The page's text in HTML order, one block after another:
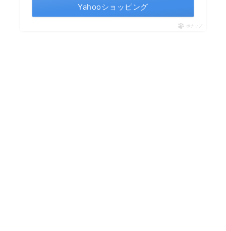
Yahooショッピング
ポチップ